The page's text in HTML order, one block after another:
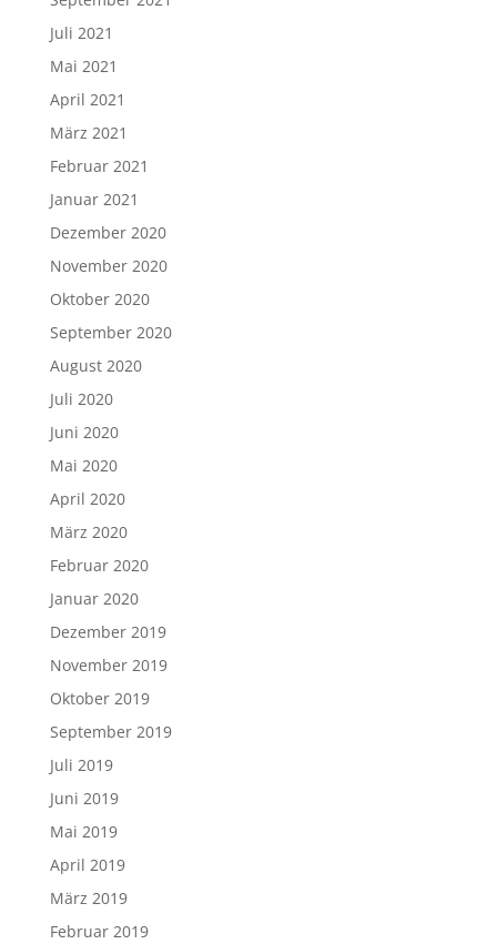
Juli 2021
Mai 2021
April 2021
März 2021
Februar 2021
Januar 2021
Dezember 2020
November 2020
Oktober 2020
September 2020
August 2020
Juli 2020
Juni 2020
Mai 2020
April 2020
März 2020
Februar 2020
Januar 2020
Dezember 2019
November 2019
Oktober 2019
September 2019
Juli 2019
Juni 2019
Mai 2019
April 2019
März 2019
Februar 2019